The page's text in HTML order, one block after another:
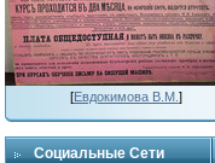
[Евдокимова В.М. ]
Социальные Сети